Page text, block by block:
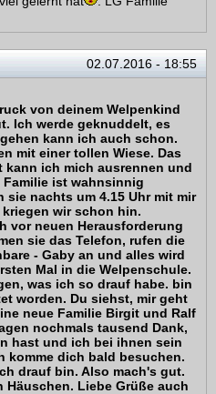
02.07.2016 - 18:55
von deinem Welpenkind
Ich werde geknuddelt, es
kann ich auch schon.
mit einer tollen Wiese. Das
ich mich ausrennen und
Familie ist wahnsinnig
nachts um 4.15 Uhr mit mir
kriegen wir schon hin.
vor neuen Herausforderung
sie das Telefon, rufen die
- Gaby an und alles wird
Mal in die Welpenschule.
was ich so drauf habe. bin
worden. Du siehst, mir geht
neue Familie Birgit und Ralf
nochmals tausend Dank,
hast und ich bei ihnen sein
komme dich bald besuchen.
drauf bin. Also mach's gut.
Liebe Grüße auch